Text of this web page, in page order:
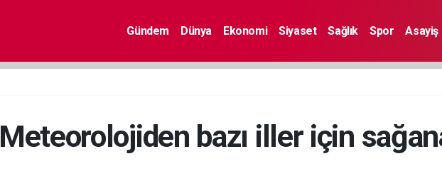
Gündem Dünya Ekonomi Siyaset Sağlık Spor Asayiş
Meteorolojiden bazı iller için